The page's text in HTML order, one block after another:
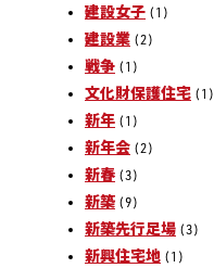
建設女子 (1)
建設業 (2)
戦争 (1)
文化財保護住宅 (1)
新年 (1)
新年会 (2)
新春 (3)
新築 (9)
新築先行足場 (3)
新興住宅地 (1)